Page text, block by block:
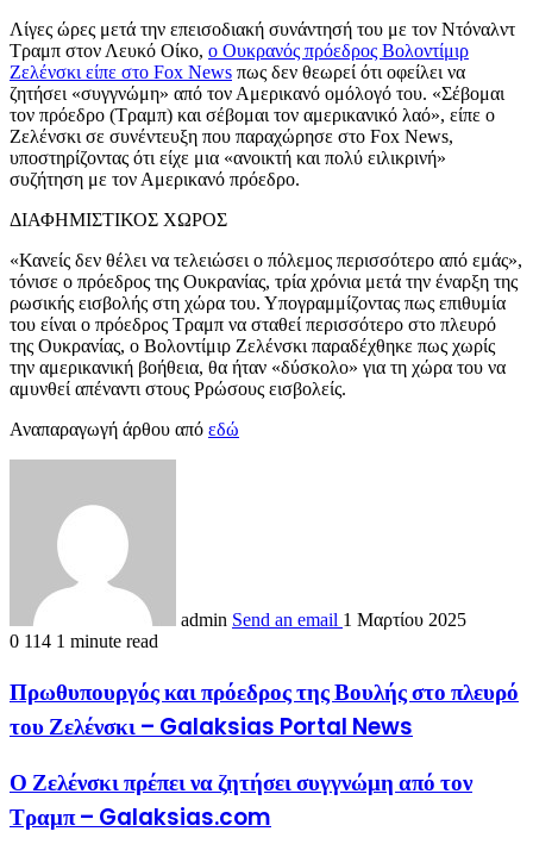
Λίγες ώρες μετά την επεισοδιακή συνάντησή του με τον Ντόναλντ
Τραμπ στον Λευκό Οίκο, ο Ουκρανός πρόεδρος Βολοντίμιρ
Ζελένσκι είπε στο Fox News πως δεν θεωρεί ότι οφείλει να
ζητήσει «συγγνώμη» από τον Αμερικανό ομόλογό του. «Σέβομαι
τον πρόεδρο (Τραμπ) και σέβομαι τον αμερικανικό λαό», είπε ο
Ζελένσκι σε συνέντευξη που παραχώρησε στο Fox News,
υποστηρίζοντας ότι είχε μια «ανοικτή και πολύ ειλικρινή»
συζήτηση με τον Αμερικανό πρόεδρο.
ΔΙΑΦΗΜΙΣΤΙΚΟΣ ΧΩΡΟΣ
«Κανείς δεν θέλει να τελειώσει ο πόλεμος περισσότερο από εμάς»,
τόνισε ο πρόεδρος της Ουκρανίας, τρία χρόνια μετά την έναρξη της
ρωσικής εισβολής στη χώρα του. Υπογραμμίζοντας πως επιθυμία
του είναι ο πρόεδρος Τραμπ να σταθεί περισσότερο στο πλευρό
της Ουκρανίας, ο Βολοντίμιρ Ζελένσκι παραδέχθηκε πως χωρίς
την αμερικανική βοήθεια, θα ήταν «δύσκολο» για τη χώρα του να
αμυνθεί απέναντι στους Ρρώσους εισβολείς.
Αναπαραγωγή άρθου από εδώ
admin Send an email 1 Μαρτίου 2025
0 114 1 minute read
Πρωθυπουργός και πρόεδρος της Βουλής στο πλευρό
του Ζελένσκι – Galaksias Portal News
Ο Ζελένσκι πρέπει να ζητήσει συγγνώμη από τον
Τραμπ – Galaksias.com